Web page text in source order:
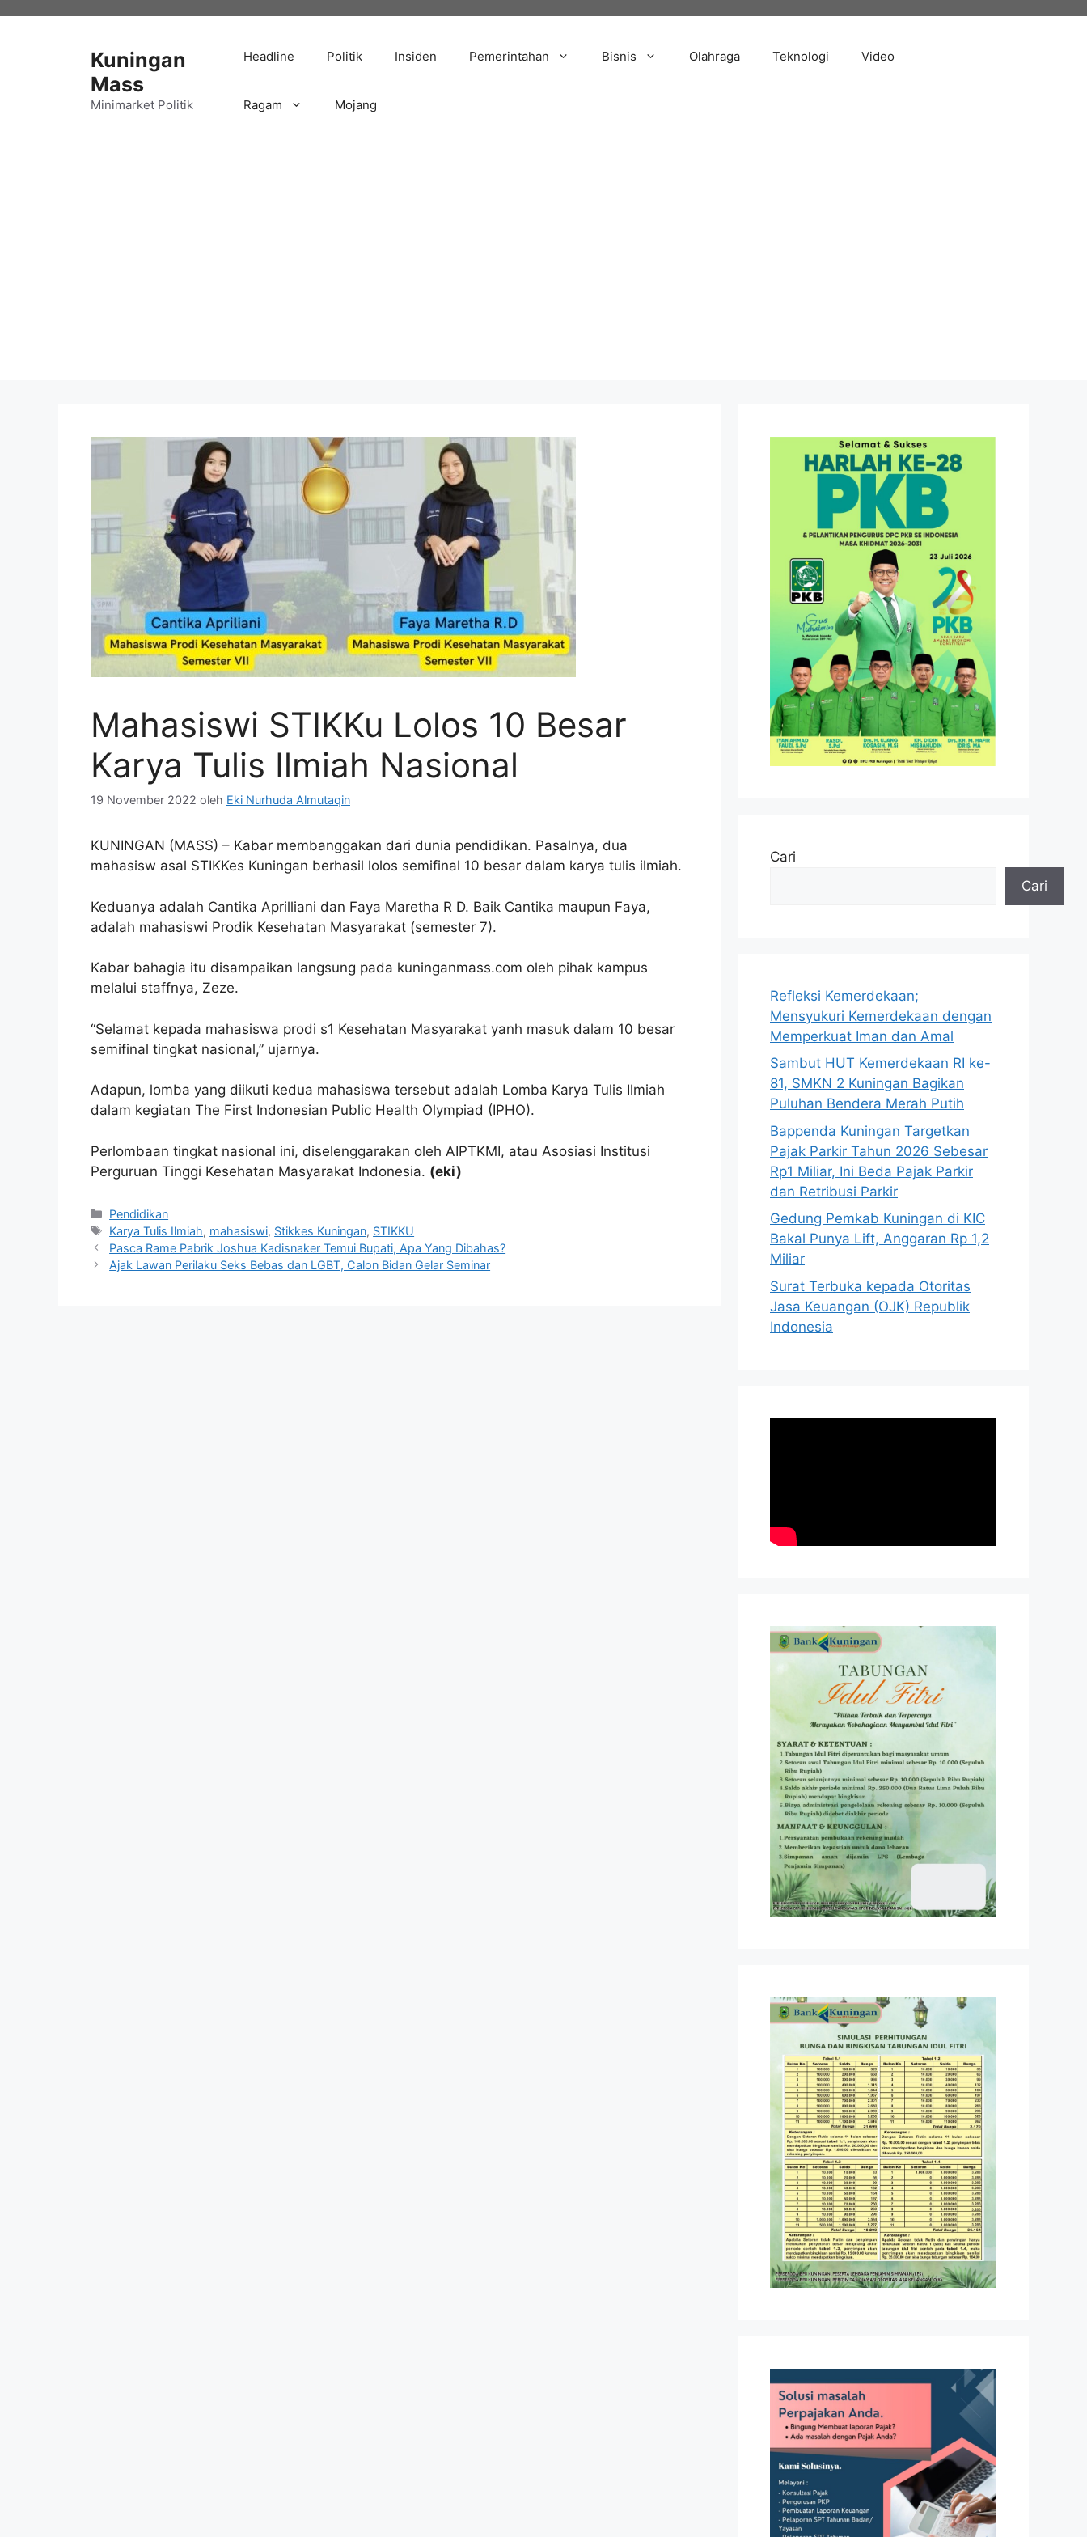
Kuningan
Mass
Minimarket Politik
Headline Politik Insiden Pemerintahan Bisnis Olahraga Teknologi Video
Ragam Mojang
Mahasiswi STIKKu Lolos 10 Besar
Karya Tulis Ilmiah Nasional
19 November 2022 oleh Eki Nurhuda Almutaqin
KUNINGAN (MASS) – Kabar membanggakan dari dunia pendidikan. Pasalnya, dua
mahasisw asal STIKKes Kuningan berhasil lolos semifinal 10 besar dalam karya tulis ilmiah.
Keduanya adalah Cantika Aprilliani dan Faya Maretha R D. Baik Cantika maupun Faya,
adalah mahasiswi Prodik Kesehatan Masyarakat (semester 7).
Kabar bahagia itu disampaikan langsung pada kuninganmass.com oleh pihak kampus
melalui staffnya, Zeze.
“Selamat kepada mahasiswa prodi s1 Kesehatan Masyarakat yanh masuk dalam 10 besar
semifinal tingkat nasional,” ujarnya.
Adapun, lomba yang diikuti kedua mahasiswa tersebut adalah Lomba Karya Tulis Ilmiah
dalam kegiatan The First Indonesian Public Health Olympiad (IPHO).
Perlombaan tingkat nasional ini, diselenggarakan oleh AIPTKMI, atau Asosiasi Institusi
Perguruan Tinggi Kesehatan Masyarakat Indonesia. (eki)
Kategori
Pendidikan
Tag
Karya Tulis Ilmiah, mahasiswi, Stikkes Kuningan, STIKKU
Pasca Rame Pabrik Joshua Kadisnaker Temui Bupati, Apa Yang Dibahas?
Ajak Lawan Perilaku Seks Bebas dan LGBT, Calon Bidan Gelar Seminar
Cari
Cari
Refleksi Kemerdekaan;
Mensyukuri Kemerdekaan dengan
Memperkuat Iman dan Amal
Sambut HUT Kemerdekaan RI ke-
81, SMKN 2 Kuningan Bagikan
Puluhan Bendera Merah Putih
Bappenda Kuningan Targetkan
Pajak Parkir Tahun 2026 Sebesar
Rp1 Miliar, Ini Beda Pajak Parkir
dan Retribusi Parkir
Gedung Pemkab Kuningan di KIC
Bakal Punya Lift, Anggaran Rp 1,2
Miliar
Surat Terbuka kepada Otoritas
Jasa Keuangan (OJK) Republik
Indonesia